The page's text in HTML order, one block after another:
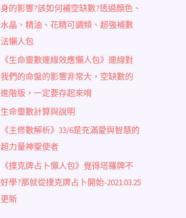
身的影響?該如何補空缺數?透過顏色、
水晶、精油、花精可調頻、超強補數
法懶人包
《生命靈數連線效應懶人包》連線對
我們的命盤的影響非常大，空缺數的
進階版，一定要存起來唷
生命靈數計算與說明
《主修數解析》33/6是充滿愛與智慧的
超力量神聖使者
《撲克牌占卜懶人包》覺得塔羅牌不
好學?那就從撲克牌占卜開始-2021.03.25
更新